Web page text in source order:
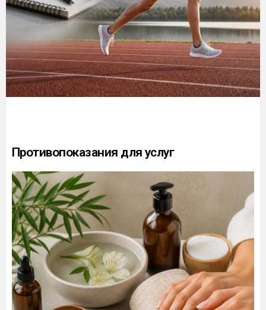
Противопоказания для услуг